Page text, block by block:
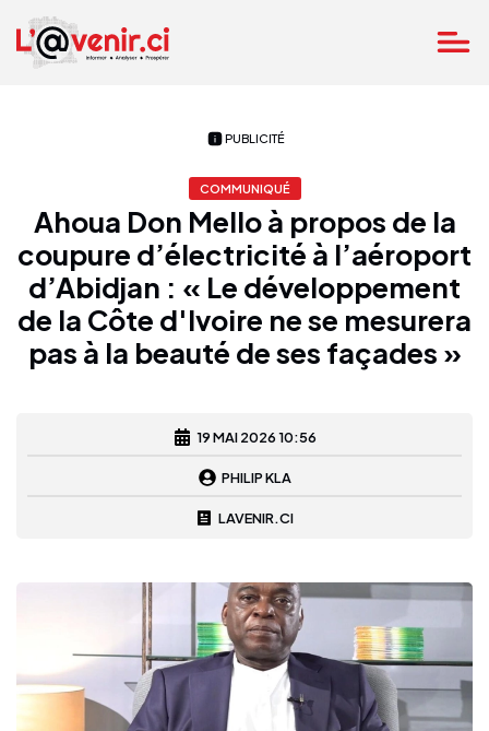
PUBLICITÉ
COMMUNIQUÉ
Ahoua Don Mello à propos de la
coupure d’électricité à l’aéroport
d’Abidjan : « Le développement
de la Côte d'Ivoire ne se mesurera
pas à la beauté de ses façades »
19 MAI 2026 10:56
PHILIP KLA
LAVENIR.CI